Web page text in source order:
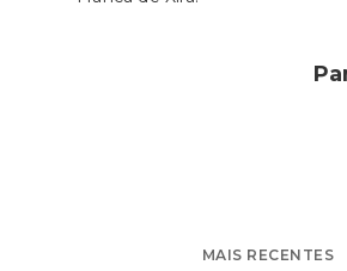
MAIS RECENTES